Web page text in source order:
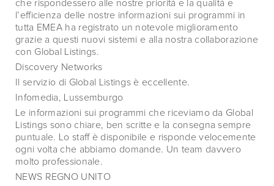
che rispondessero alle nostre priorità e la qualità e
l’efficienza delle nostre informazioni sui programmi in
tutta EMEA ha registrato un notevole miglioramento
grazie a questi nuovi sistemi e alla nostra collaborazione
con Global Listings.
Discovery Networks
Il servizio di Global Listings è eccellente.
Infomedia, Lussemburgo
Le informazioni sui programmi che riceviamo da Global
Listings sono chiare, ben scritte e la consegna sempre
puntuale. Lo staff è disponibile e risponde velocemente
ogni volta che abbiamo domande. Un team davvero
molto professionale.
NEWS REGNO UNITO